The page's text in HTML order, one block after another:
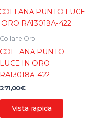
Collane Oro
COLLANA PUNTO
LUCE IN ORO
RA13018A-422
271,00€
Vista rapida